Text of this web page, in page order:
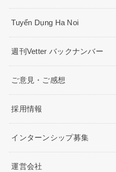
Tuyển Dụng Ha Noi
週刊Vetter バックナンバー
ご意見・ご感想
採用情報
インターンシップ募集
運営会社